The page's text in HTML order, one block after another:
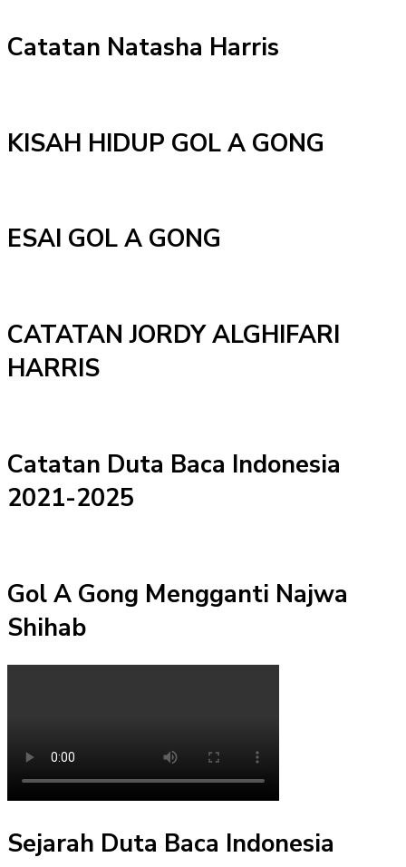
Catatan Natasha Harris
KISAH HIDUP GOL A GONG
ESAI GOL A GONG
CATATAN JORDY ALGHIFARI
HARRIS
Catatan Duta Baca Indonesia
2021-2025
Gol A Gong Mengganti Najwa
Shihab
Sejarah Duta Baca Indonesia